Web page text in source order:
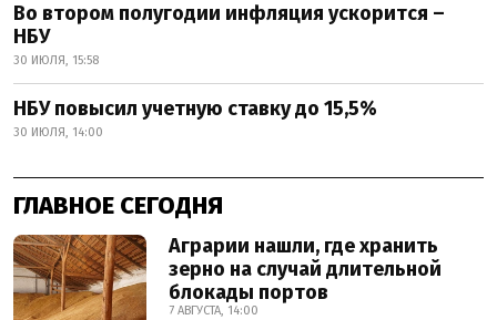
Во втором полугодии инфляция ускорится –
НБУ
30 ИЮЛЯ, 15:58
НБУ повысил учетную ставку до 15,5%
30 ИЮЛЯ, 14:00
ГЛАВНОЕ СЕГОДНЯ
Аграрии нашли, где хранить
зерно на случай длительной
блокады портов
7 АВГУСТА, 14:00